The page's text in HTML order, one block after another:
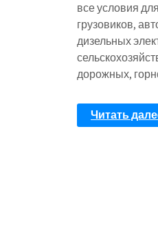
все условия
грузовиков,
дизельных
дорожных,
Читать